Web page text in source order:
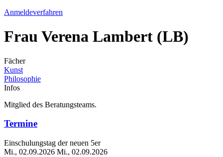
Anmeldeverfahren
Frau Verena Lambert (LB)
Fächer
Kunst
Philosophie
Infos
Mitglied des Beratungsteams.
Termine
Einschulungstag der neuen 5er
Mi., 02.09.2026 Mi., 02.09.2026